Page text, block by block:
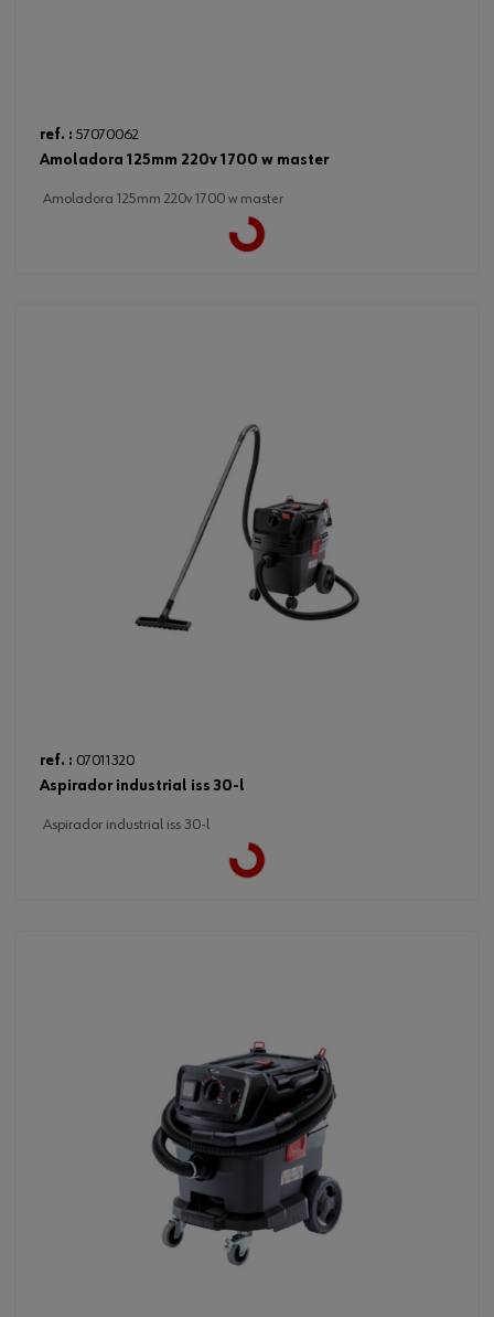
ref. : 57070062
amoladora 125mm 220v 1700 w master
amoladora 125mm 220v 1700 w master
Loading...
ref. : 07011320
aspirador industrial iss 30-l
aspirador industrial iss 30-l
Loading...